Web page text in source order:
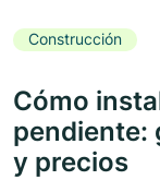
Construcción
Cómo
pendiente:
y precios